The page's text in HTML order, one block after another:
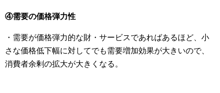
④需要の価格弾力性
・需要が価格弾力的な財・サービスであればあるほど、小
さな価格低下幅に対してでも需要増加効果が大きいので、
消費者余剰の拡大が大きくなる。